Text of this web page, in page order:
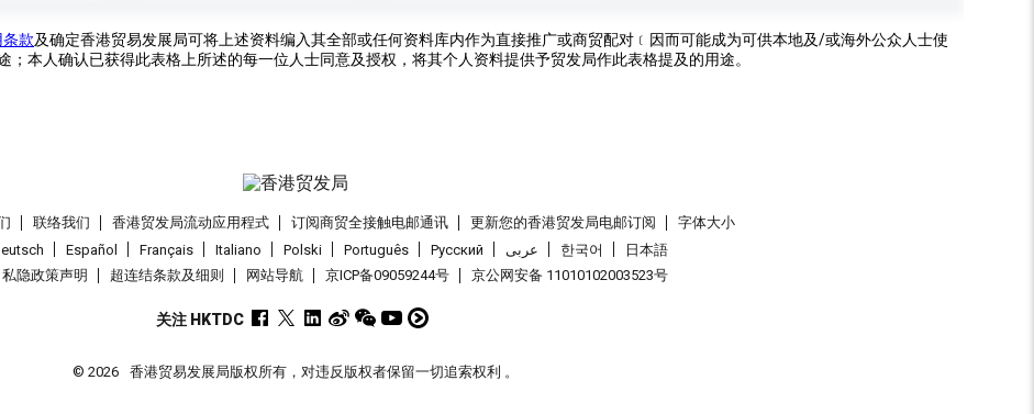
款及确定香港贸易发展局可将上述资料编入其全部或任何资料库内作为直接推广或商贸配对﹝因而可能成为可供本地及/或海外公众人士使
；本人确认已获得此表格上所述的每一位人士同意及授权，将其个人资料提供予贸发局作此表格提及的用途。
联络我们 香港贸发局流动应用程式 订阅商贸全接触电邮通讯 更新您的香港贸发局电邮订阅
字体大小
Español Français Italiano Polski Português Pусский عربى 한국어
日本語
私隐政策声明 超连结条款及细则 网站导航 京ICP备09059244号 京公网安备 11010102003523号
关注 HKTDC
© 2026 香港贸易发展局版权所有，对违反版权者保留一切追索权利 。